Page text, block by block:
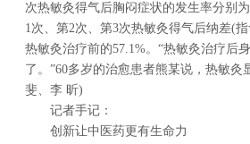
次热敏灸得气后胸闷症状的发生率分别
1次、第2次、第3次热敏灸得气后纳差(
热敏灸治疗前的57.1%。“热敏灸治疗后
了。”60多岁的治愈患者熊某说，热敏
斐、李 昕)
记者手记：
创新让中医药更有生命力